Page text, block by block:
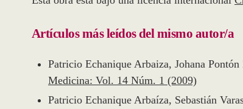
Artículos más leídos del mismo autor/a
Patricio Echanique Arbaiza, Johana Pontón
Medicina: Vol. 14 Núm. 1 (2009)
Patricio Echanique Arbaíza, Sebastián